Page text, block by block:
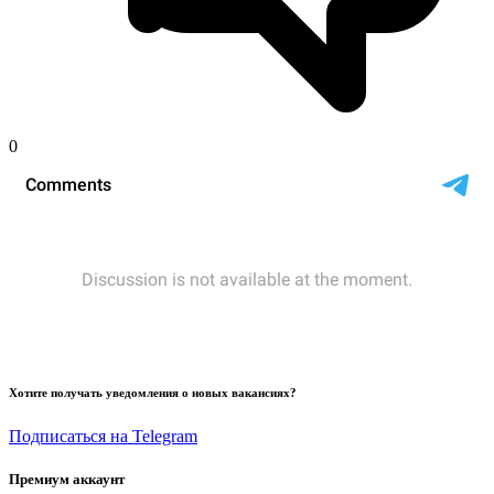
0
Хотите получать уведомления о новых вакансиях?
Подписаться на Telegram
Премиум аккаунт